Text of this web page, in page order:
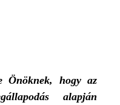
Önöknek, hogy az
alapján